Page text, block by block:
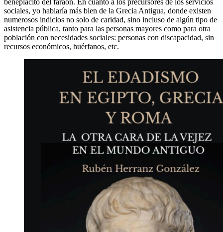
sociales, yo hablaría más bien de la Grecia Antigua, donde existen
numerosos indicios no solo de caridad, sino incluso de algún tipo de
asistencia pública, tanto para las personas mayores como para otra
población con necesidades sociales: personas con discapacidad, sin
recursos económicos, huérfanos, etc.